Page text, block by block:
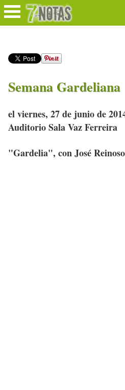
Semana Gardeliana
el viernes, 27 de junio de
Auditorio Sala Vaz Ferreira
"Gardelia", con José